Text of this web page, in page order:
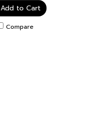
Add to Cart
Compare